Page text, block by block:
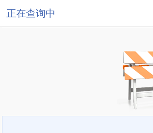
正在查询中